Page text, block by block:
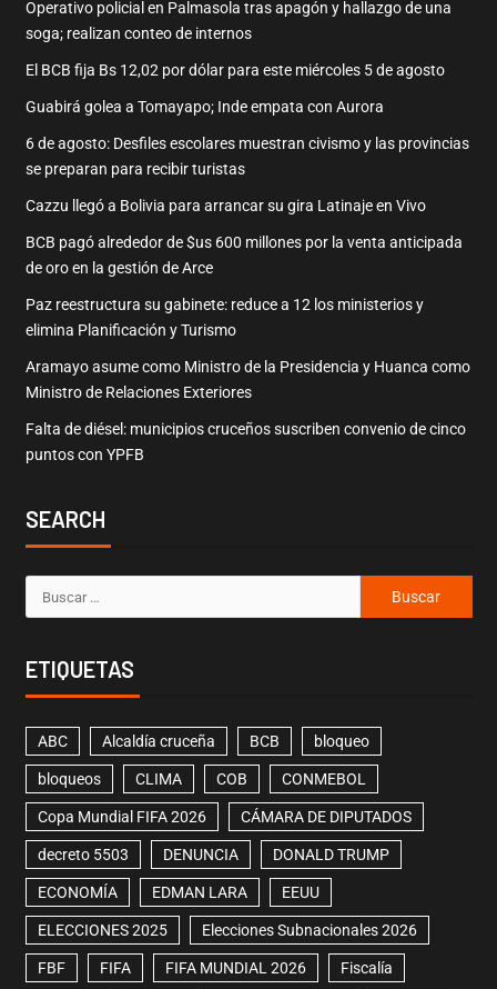
Operativo policial en Palmasola tras apagón y hallazgo de una
soga; realizan conteo de internos
El BCB fija Bs 12,02 por dólar para este miércoles 5 de agosto
Guabirá golea a Tomayapo; Inde empata con Aurora
6 de agosto: Desfiles escolares muestran civismo y las provincias
se preparan para recibir turistas
Cazzu llegó a Bolivia para arrancar su gira Latinaje en Vivo
BCB pagó alrededor de $us 600 millones por la venta anticipada
de oro en la gestión de Arce
Paz reestructura su gabinete: reduce a 12 los ministerios y
elimina Planificación y Turismo
Aramayo asume como Ministro de la Presidencia y Huanca como
Ministro de Relaciones Exteriores
Falta de diésel: municipios cruceños suscriben convenio de cinco
puntos con YPFB
SEARCH
ETIQUETAS
ABC Alcaldía cruceña BCB bloqueo
bloqueos CLIMA COB CONMEBOL
Copa Mundial FIFA 2026 CÁMARA DE DIPUTADOS
decreto 5503 DENUNCIA DONALD TRUMP
ECONOMÍA EDMAN LARA EEUU
ELECCIONES 2025 Elecciones Subnacionales 2026
FBF FIFA FIFA MUNDIAL 2026 Fiscalía